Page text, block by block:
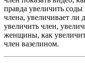
правда увеличить
члена, увеличивает
увеличить член,
женщины, как
член вазелином.